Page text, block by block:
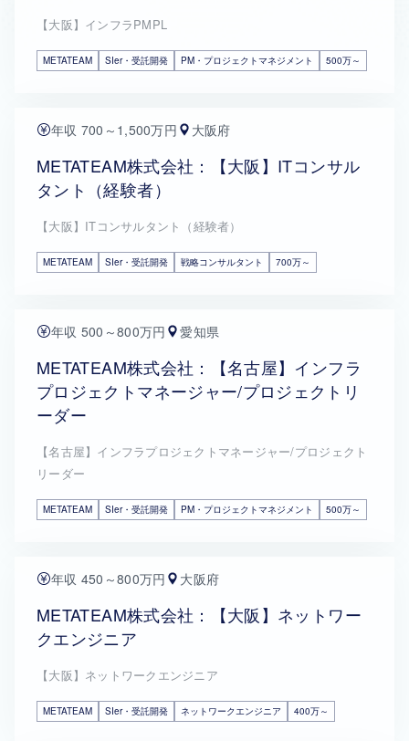
【大阪】インフラPMPL
METATEAM SIer・受託開発 PM・プロジェクトマネジメント 500万～
年収 700～1,500万円 大阪府
METATEAM株式会社：【大阪】ITコンサル
タント（経験者）
【大阪】ITコンサルタント（経験者）
METATEAM SIer・受託開発 戦略コンサルタント 700万～
年収 500～800万円 愛知県
METATEAM株式会社：【名古屋】インフラ
プロジェクトマネージャー/プロジェクトリ
ーダー
【名古屋】インフラプロジェクトマネージャー/プロジェクト
リーダー
METATEAM SIer・受託開発 PM・プロジェクトマネジメント 500万～
年収 450～800万円 大阪府
METATEAM株式会社：【大阪】ネットワー
クエンジニア
【大阪】ネットワークエンジニア
METATEAM SIer・受託開発 ネットワークエンジニア 400万～